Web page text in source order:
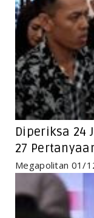
Diperiksa 24
27
Megapolitan 01/